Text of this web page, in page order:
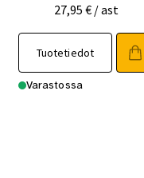
27,95 € / ast
Tuotetiedot
Varastossa